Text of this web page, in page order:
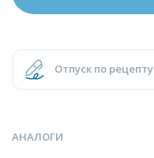
Отпуск по рецепту
АНАЛОГИ